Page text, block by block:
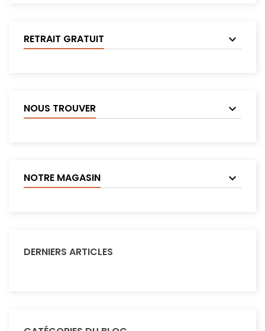
RETRAIT GRATUIT
NOUS TROUVER
NOTRE MAGASIN
DERNIERS ARTICLES